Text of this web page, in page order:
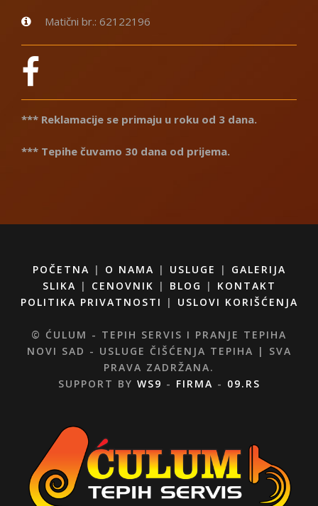
Matični br.: 62122196
*** Reklamacije se primaju u roku od 3 dana.
*** Tepihe čuvamo 30 dana od prijema.
POČETNA | O NAMA | USLUGE | GALERIJA
SLIKA | CENOVNIK | BLOG | KONTAKT
POLITIKA PRIVATNOSTI
| USLOVI KORIŠĆENJA
© ĆULUM - TEPIH SERVIS I PRANJE TEPIHA
NOVI SAD - USLUGE ČIŠĆENJA TEPIHA | SVA
PRAVA ZADRŽANA.
SUPPORT BY WS9 - FIRMA - 09.RS